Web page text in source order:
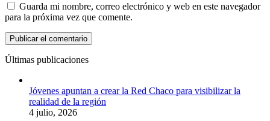
Guarda mi nombre, correo electrónico y web en este navegador
para la próxima vez que comente.
Últimas publicaciones
Jóvenes apuntan a crear la Red Chaco para visibilizar la
realidad de la región
4 julio, 2026